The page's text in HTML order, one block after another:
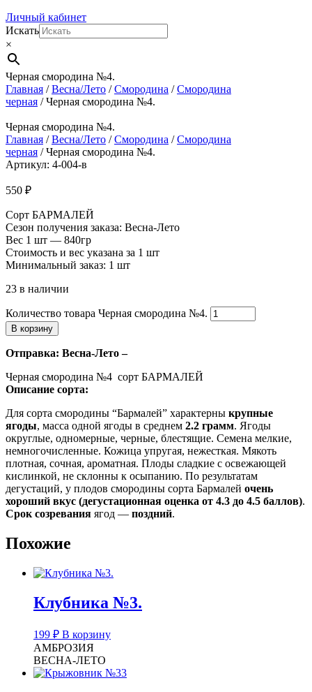
Личный кабинет
Искать
×
Черная смородина №4.
Главная /Весна/Лето /Смородина /Смородина
черная / Черная смородина №4.
Черная смородина №4.
Главная /Весна/Лето /Смородина /Смородина
черная / Черная смородина №4.
Артикул: 4-004-в
550 ₽
Сорт БАРМАЛЕЙ
Сезон получения заказа: Весна-Лето
Вес 1 шт — 840гр
Стоимость и вес указана за 1 шт
Минимальный заказ: 1 шт
23 в наличии
Количество товара Черная смородина №4.
В корзину
Отправка: Весна-Лето –
Черная смородина №4 сорт БАРМАЛЕЙ
Описание сорта:
Для сорта смородины “Бармалей” характерны крупные
ягоды, масса одной ягоды в среднем 2.2 грамм. Ягоды
округлые, одномерные, черные, блестящие. Семена мелкие,
немногочисленные. Кожица упругая, нежесткая. Мякоть
плотная, сочная, ароматная. Плоды сладкие с освежающей
кислинкой, не склонны к осыпанию. По результатам
дегустаций, у плодов смородины сорта Бармалей очень
хороший вкус (дегустационная оценка от 4.3 до 4.5 баллов).
Срок созревания ягод — поздний.
Похожие
Клубника №3.
199 ₽ В корзину
АМБРОЗИЯ
ВЕСНА-ЛЕТО